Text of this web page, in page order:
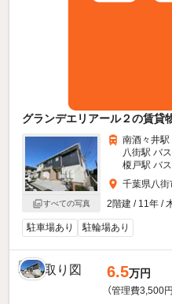
グランデエリアール２の賃貸
すべての写真
南酒々井駅
八街駅 バス
榎戸駅 バス
千葉県八街
2階建 / 11年 /
駐車場あり 駐輪場あり
6.5万円
（管理費3,500円